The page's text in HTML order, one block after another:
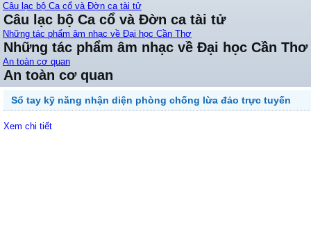
Câu lạc bộ Ca cổ và Đờn ca tài tử
Câu lạc bộ Ca cổ và Đờn ca tài tử
Những tác phẩm âm nhạc về Đại học Cần Thơ
Những tác phẩm âm nhạc về Đại học Cần Thơ
An toàn cơ quan
An toàn cơ quan
Sổ tay kỹ năng nhận diện phòng chống lừa đảo trực tuyến
Xem chi tiết